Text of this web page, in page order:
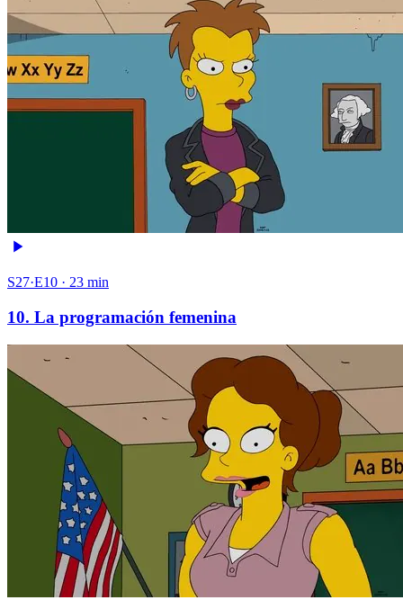
S27·E10 · 23 min
10. La programación femenina